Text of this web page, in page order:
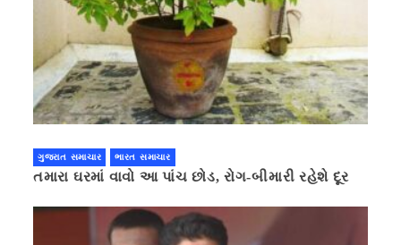
ગુજરાત સમાચાર ભારત સમાચાર
તમારા ઘરમાં વાવો આ પાંચ છોડ, રોગ-બીમારી રહેશે દૂર